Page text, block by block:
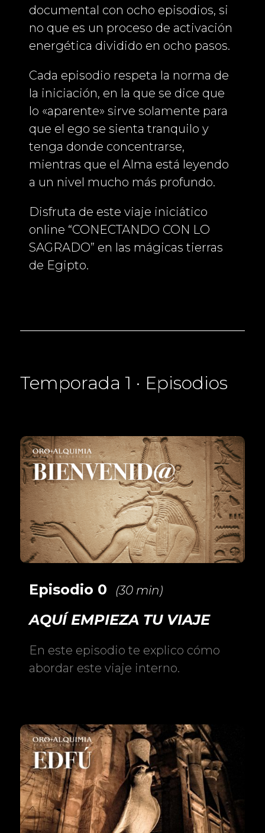
documental con ocho episodios, si
no que es un proceso de activación
energética dividido en ocho pasos.
Cada episodio respeta la norma de
la iniciación, en la que se dice que
lo «aparente» sirve solamente para
que el ego se sienta tranquilo y
tenga donde concentrarse,
mientras que el Alma está leyendo
a un nivel mucho más profundo.
Disfruta de este viaje iniciático
online “CONECTANDO CON LO
SAGRADO” en las mágicas tierras
de Egipto.
Temporada 1 · Episodios
Episodio 0 (30 min)
AQUÍ EMPIEZA TU VIAJE
En este episodio te explico cómo
abordar este viaje interno.